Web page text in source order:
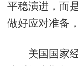
平稳演进，而
做好应对准备
美国国家经